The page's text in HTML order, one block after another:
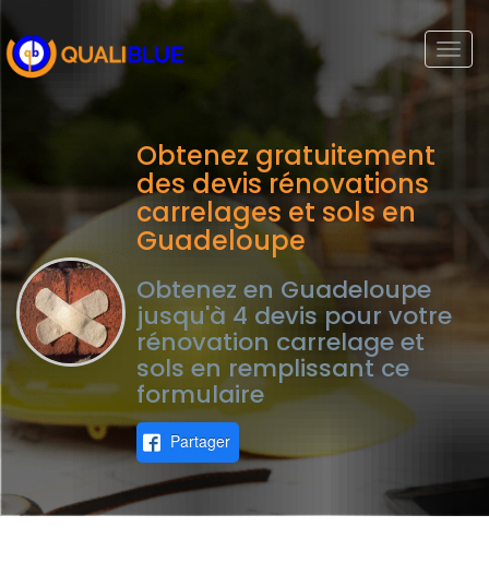
Obtenez gratuitement
des devis rénovations
carrelages et sols en
Guadeloupe
Obtenez en Guadeloupe
jusqu'à 4 devis pour votre
rénovation carrelage et
sols en remplissant ce
formulaire
Partager